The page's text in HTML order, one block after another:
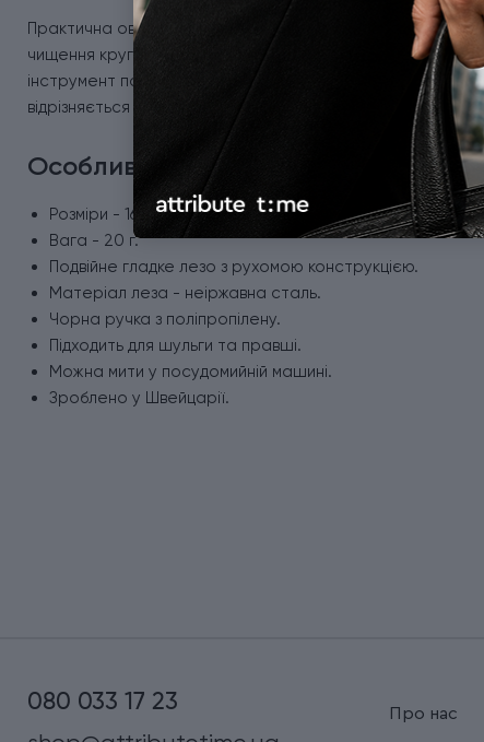
Практична овочечистка в чорному кольорі Victorinox Iota
чищення круглих фруктів та овочів, а також для
інструмент поєднує функціональність із класичним
відрізняється міцністю та підходить для миття у
Особливості Vx60942.3
Розміри - 165 х 20 х 10 мм.
Вага - 20 г.
Подвійне гладке лезо з рухомою конструкцією.
Матеріал леза - неіржавна сталь.
Чорна ручка з поліпропілену.
Підходить для шульги та правші.
Можна мити у посудомийній машині.
Зроблено у Швейцарії.
080 033 17 23 Про нас